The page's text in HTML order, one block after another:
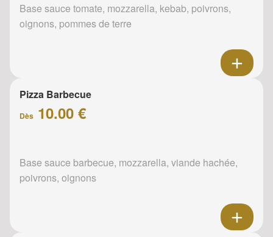
Base sauce tomate, mozzarella, kebab, poivrons,
oignons, pommes de terre
Pizza Barbecue
Dès 10.00 €
Base sauce barbecue, mozzarella, viande hachée,
poivrons, oignons